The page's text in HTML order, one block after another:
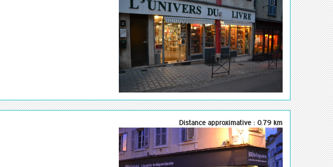
Distance approximative : 0.79 km